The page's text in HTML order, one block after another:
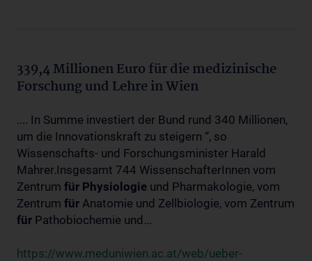
339,4 Millionen Euro für die medizinische
Forschung und Lehre in Wien
.... In Summe investiert der Bund rund 340 Millionen,
um die Innovationskraft zu steigern “, so
Wissenschafts- und Forschungsminister Harald
Mahrer.Insgesamt 744 WissenschafterInnen vom
Zentrum für Physiologie und Pharmakologie, vom
Zentrum für Anatomie und Zellbiologie, vom Zentrum
für Pathobiochemie und...
https://www.meduniwien.ac.at/web/ueber-